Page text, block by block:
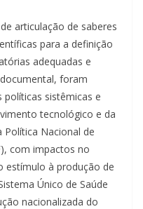
articulação de saberes
para a definição
adequadas e
foram
políticas sistêmicas e
tecnológico e da
Política Nacional de
com impactos no
estímulo à produção de
Único de Saúde
nacionalizada do